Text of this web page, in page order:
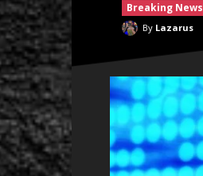
Breaking News
By Lazarus